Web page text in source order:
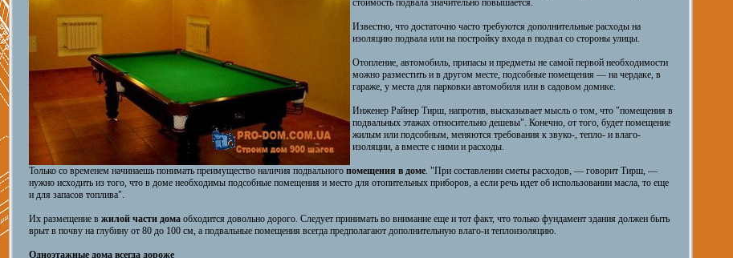
стоимость подвала значительно повышается.
Известно, что достаточно часто требуются дополнительные расходы на
изоляцию подвала или на постройку входа в подвал со стороны улицы.
Отопление, автомобиль, припасы и предметы не самой первой необходимости
можно разместить и в другом месте, подсобные помещения — на чердаке, в
гараже, у места для парковки автомобиля или в садовом домике.
Инженер Райнер Тирш, напротив, высказывает мысль о том, что "помещения в
подвальных этажах относительно дешевы". Конечно, от того, будет помещение
жилым или подсобным, меняются требования к звуко-, тепло- и влаго-
изоляции, а вместе с ними и расходы.
Только со временем начинаешь понимать преимущество наличия подвального помещения в доме. "При составлении сметы расходов, — говорит Тирш, —
нужно исходить из того, что в доме необходимы подсобные помещения и место для отопительных приборов, а если речь идет об использовании масла, то еще
и для запасов топлива".
Их размещение в жилой части дома обходится довольно дорого. Следует принимать во внимание еще и тот факт, что только фундамент здания должен быть
врыт в почву на глубину от 80 до 100 см, а подвальные помещения всегда предполагают дополнительную влаго-и теплоизоляцию.
Одноэтажные дома всегда дороже